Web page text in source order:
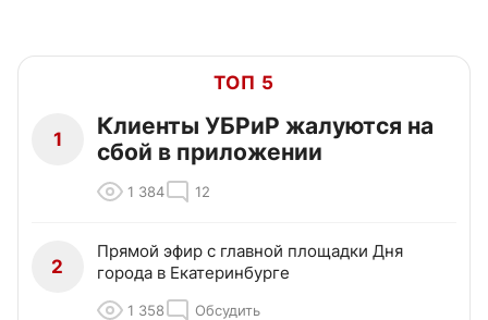
ТОП 5
1
Клиенты УБРиР жалуются на
сбой в приложении
1 384 12
2
Прямой эфир с главной площадки Дня
города в Екатеринбурге
1 358 Обсудить